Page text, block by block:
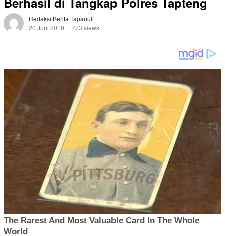
Redaksi Berita Tapanuli
20 Juni 2019
773 views